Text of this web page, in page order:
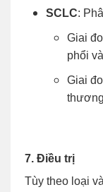
SCLC:
Giai
phổi
Giai
7. Điều trị
Tùy theo loại